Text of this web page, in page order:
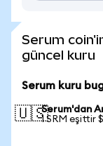
Serum
güncel kuru
Serum kuru
🇺🇸Serum'dan
1 SRM eşittir